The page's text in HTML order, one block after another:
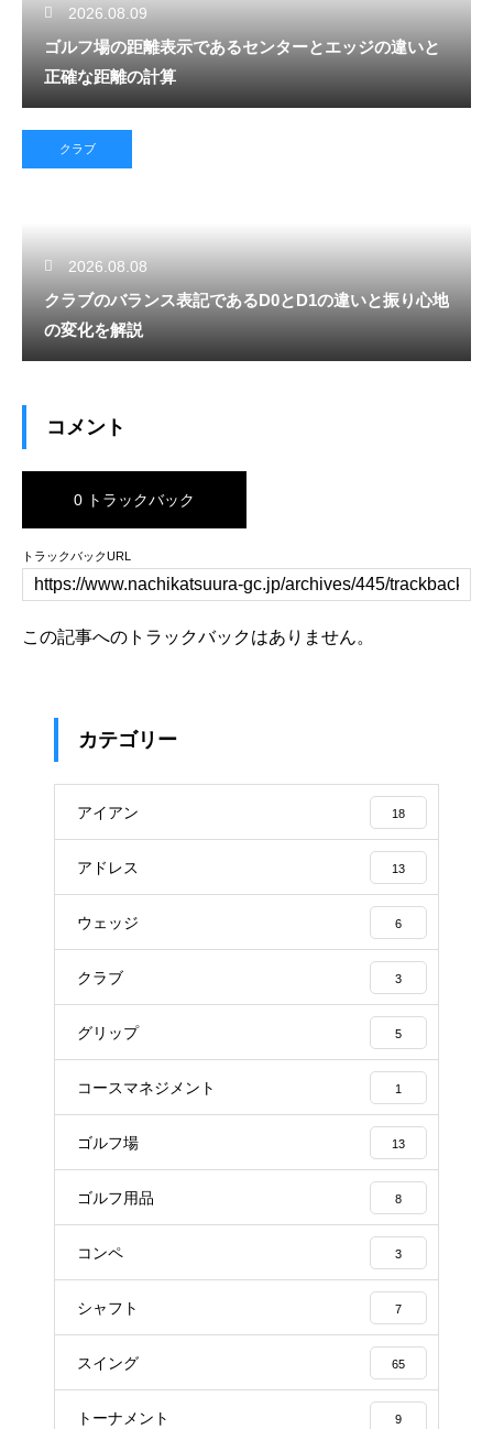
2026.08.09
ゴルフ場の距離表示であるセンターとエッジの違いと
正確な距離の計算
クラブ
2026.08.08
クラブのバランス表記であるD0とD1の違いと振り心地
の変化を解説
コメント
0 トラックバック
トラックバックURL
この記事へのトラックバックはありません。
カテゴリー
アイアン 18
アドレス 13
ウェッジ 6
クラブ 3
グリップ 5
コースマネジメント 1
ゴルフ場 13
ゴルフ用品 8
コンペ 3
シャフト 7
スイング 65
トーナメント 9